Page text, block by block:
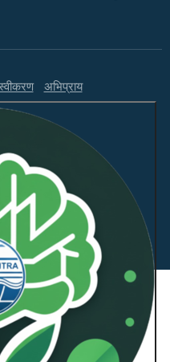
अभिप्राय
3.0 चे पालन करते.
महाराष्ट्र प्रदूषण नियंत्रण
हक्क राखीव.
21, 2026